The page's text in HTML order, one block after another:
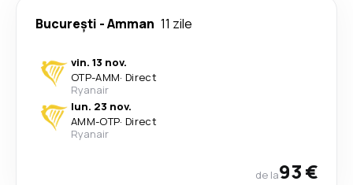
București -Amman 11 zile
vin. 13 nov.
OTP-AMM· Direct
Ryanair
lun. 23 nov.
AMM-OTP· Direct
Ryanair
de la93 €